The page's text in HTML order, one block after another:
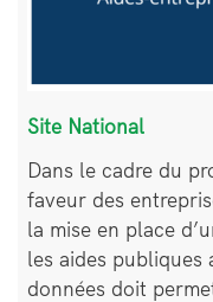
Site National
Dans le cadre du
faveur des
la mise en place
les aides publiques
données doit